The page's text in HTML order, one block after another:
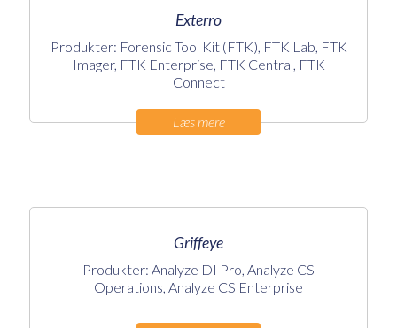
Exterro
Produkter: Forensic Tool Kit (FTK), FTK Lab, FTK
Imager, FTK Enterprise, FTK Central, FTK
Connect
Læs mere
Griffeye
Produkter: Analyze DI Pro, Analyze CS
Operations, Analyze CS Enterprise